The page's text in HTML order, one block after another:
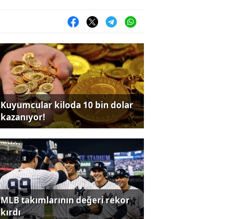
Kuyumcular kiloda 10 bin dolar
kazanıyor!
MLB takımlarının değeri rekor
kırdı